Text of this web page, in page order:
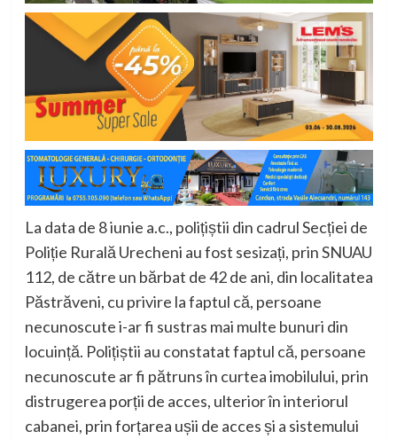
La data de 8 iunie a.c., polițiștii din cadrul Secției de
Poliție Rurală Urecheni au fost sesizați, prin SNUAU
112, de către un bărbat de 42 de ani, din localitatea
Păstrăveni, cu privire la faptul că, persoane
necunoscute i-ar fi sustras mai multe bunuri din
locuință. Polițiștii au constatat faptul că, persoane
necunoscute ar fi pătruns în curtea imobilului, prin
distrugerea porții de acces, ulterior în interiorul
cabanei, prin forțarea ușii de acces și a sistemului